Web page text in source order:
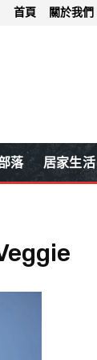
首頁 關於我們
落 居家生活